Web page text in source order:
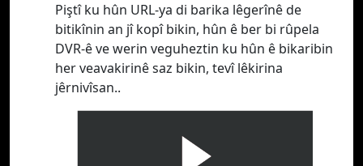
Piştî ku hûn URL-ya di barika lêgerînê de
bitikînin an jî kopî bikin, hûn ê ber bi rûpela
DVR-ê ve werin veguheztin ku hûn ê bikaribin
her veavakirinê saz bikin, tevî lêkirina
jêrnivîsan..